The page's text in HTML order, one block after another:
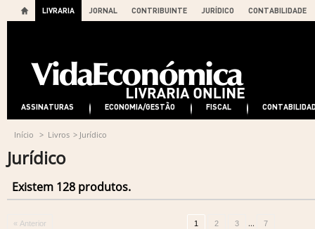
LIVRARIA JORNAL CONTRIBUINTE JURÍDICO CONTABILIDADE
ASSINATURAS ECONOMIA/GESTÃO FISCAL
Início > Livros > Jurídico
Jurídico
Existem 128 produtos.
« Anterior 1 2 3 ... 7